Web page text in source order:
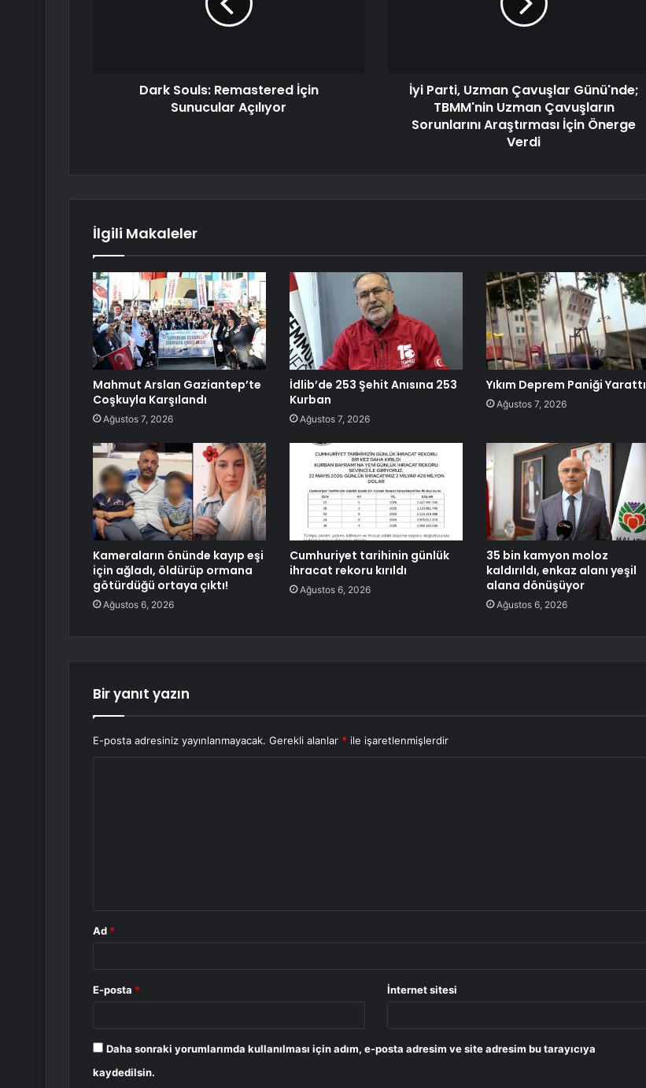
Dark Souls: Remastered İçin
Sunucular Açılıyor
İyi Parti, Uzman Çavuşlar Günü'nde;
TBMM'nin Uzman Çavuşların
Sorunlarını Araştırması İçin Önerge
Verdi
İlgili Makaleler
Mahmut Arslan Gaziantep’te
Coşkuyla Karşılandı
Ağustos 7, 2026
İdlib’de 253 Şehit Anısına 253
Kurban
Ağustos 7, 2026
Yıkım Deprem Paniği Yarattı
Ağustos 7, 2026
Kameraların önünde kayıp eşi
için ağladı, öldürüp ormana
götürdüğü ortaya çıktı!
Ağustos 6, 2026
Cumhuriyet tarihinin günlük
ihracat rekoru kırıldı
Ağustos 6, 2026
35 bin kamyon moloz
kaldırıldı, enkaz alanı yeşil
alana dönüşüyor
Ağustos 6, 2026
Bir yanıt yazın
E-posta adresiniz yayınlanmayacak. Gerekli alanlar * ile işaretlenmişlerdir
Ad *
E-posta * İnternet sitesi
Daha sonraki yorumlarımda kullanılması için adım, e-posta adresim ve site adresim bu tarayıcıya
kaydedilsin.